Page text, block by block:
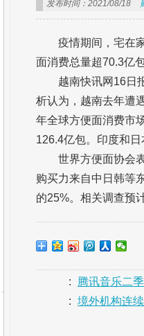
发布时间：2021/08/18
疫情期间，宅在
面消费总量超70.3亿
越南快讯网16日
析认为，越南去年遭
年全球方便面消费市
126.4亿包。印度和日
世界方便面协会
购买力来自中日韩等
的25%。相关调查预
:
腾讯音乐二
:
境外机构连